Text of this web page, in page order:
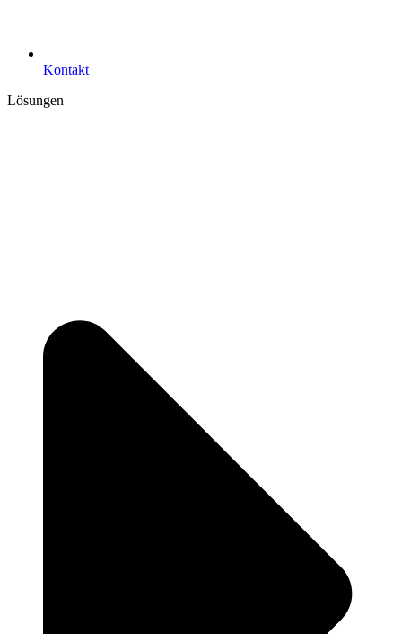
Kontakt
Lösungen